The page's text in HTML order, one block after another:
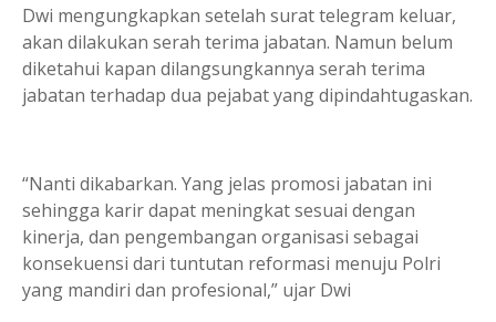
Dwi mengung­kapkan setelah surat telegram keluar,
akan dilakukan serah terima jabatan. Namun belum
diketahui kapan dilangsungkannya serah terima
jabatan terhadap dua pejabat yang dipindahtugaskan.
“Nanti dikabarkan. Yang jelas promosi jabatan ini
sehingga karir dapat meningkat sesuai dengan
kinerja, dan pengembangan organisasi sebagai
konsekuensi dari tuntutan reformasi menuju Polri
yang mandiri dan profesional,” ujar Dwi